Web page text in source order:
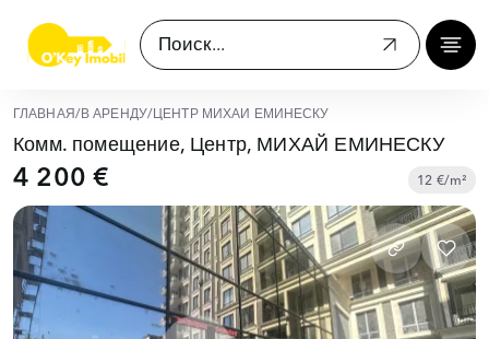
ГЛАВНАЯ/ В АРЕНДУ/ ЦЕНТР МИХАЙ ЕМИНЕСКУ
Комм. помещение, Центр, МИХАЙ ЕМИНЕСКУ
4 200 € 12 €/m²